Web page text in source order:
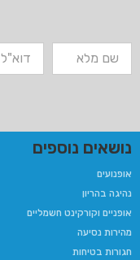
נושאים נוספים
אופנועים
נהיגה בהריון​
אופניים וקורקינט חשמליים
מהירות נסיעה
חגורות בטיחות